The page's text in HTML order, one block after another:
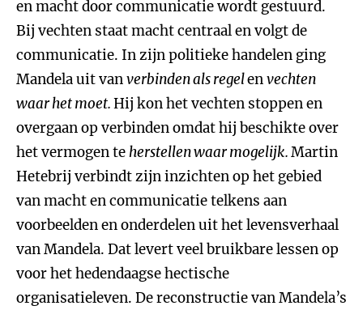
en macht door communicatie wordt gestuurd.
Bij vechten staat macht centraal en volgt de
communicatie. In zijn politieke handelen ging
Mandela uit vanverbinden als regelenvechten
waar het moet.Hij kon het vechten stoppen en
overgaan op verbinden omdat hij beschikte over
het vermogen teherstellen waar mogelijk.Martin
Hetebrij verbindt zijn inzichten op het gebied
van macht en communicatie telkens aan
voorbeelden en onderdelen uit het levensverhaal
van Mandela. Dat levert veel bruikbare lessen op
voor het hedendaagse hectische
organisatieleven. De reconstructie van Mandela’s